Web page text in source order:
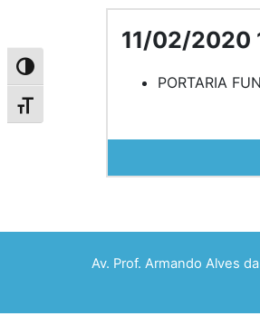
Alternar alto contraste
Alternar tamanho da fonte
11/02/2020
PORTARIA
Av. Prof. Armando Alves